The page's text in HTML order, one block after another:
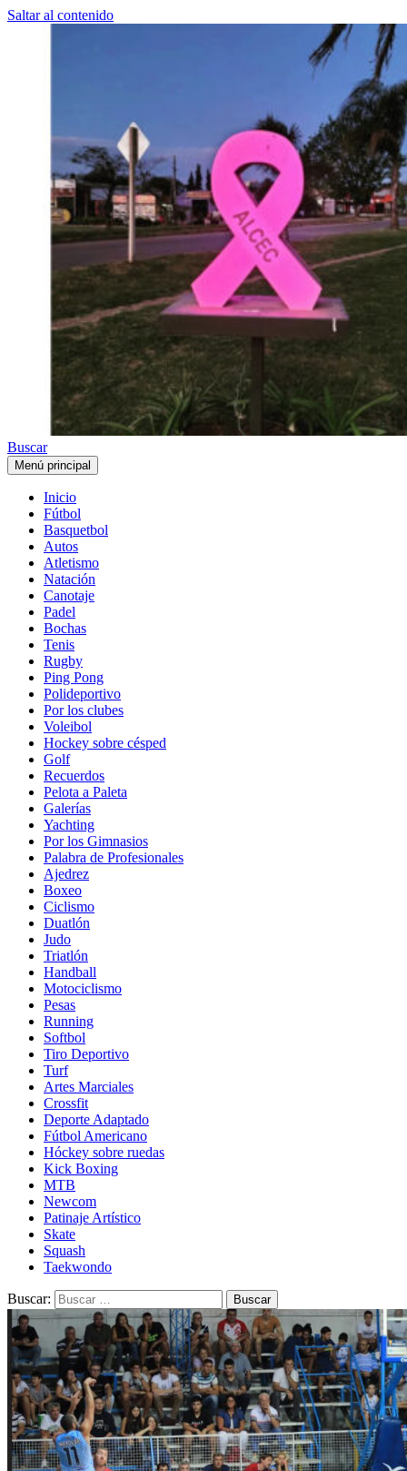
Saltar al contenido
Buscar
Menú principal
Inicio
Fútbol
Basquetbol
Autos
Atletismo
Natación
Canotaje
Padel
Bochas
Tenis
Rugby
Ping Pong
Polideportivo
Por los clubes
Voleibol
Hockey sobre césped
Golf
Recuerdos
Pelota a Paleta
Galerías
Yachting
Por los Gimnasios
Palabra de Profesionales
Ajedrez
Boxeo
Ciclismo
Duatlón
Judo
Triatlón
Handball
Motociclismo
Pesas
Running
Softbol
Tiro Deportivo
Turf
Artes Marciales
Crossfit
Deporte Adaptado
Fútbol Americano
Hóckey sobre ruedas
Kick Boxing
MTB
Newcom
Patinaje Artístico
Skate
Squash
Taekwondo
Buscar: